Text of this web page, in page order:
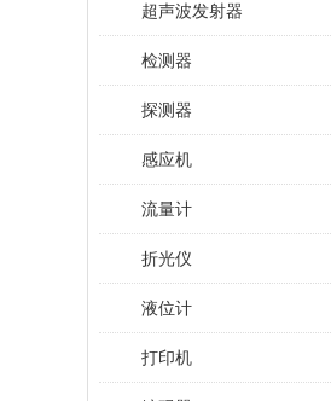
超声波发射器
检测器
探测器
感应机
流量计
折光仪
液位计
打印机